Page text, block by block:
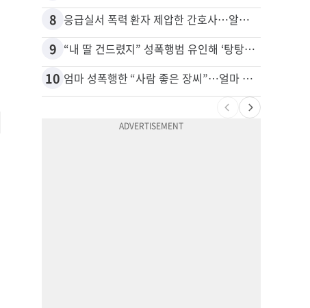
8 응급실서 폭력 환자 제압한 간호사…알고 보니
9 “내 딸 건드렸지” 성폭행범 유인해 ‘탕탕’…아빠의 복수 결말
10 엄마 성폭행한 “사람 좋은 장씨”…얼마 뒤 딸 배도 불러왔다